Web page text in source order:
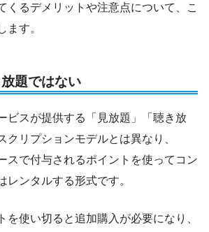
くるデメリットや注意点について、こ
ます。
題ではない
ビスが提供する「見放題」「聴き放
クリプションモデルとは異なり、
スで付与されるポイントを使ってコン
レンタルする形式です。
を使い切ると追加購入が必要になり、